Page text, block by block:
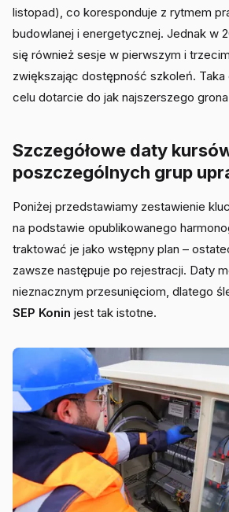
listopad), co koresponduje z rytmem
budowlanej i energetycznej. Jednak w
się również sesje w pierwszym i
zwiększając dostępność szkoleń. Taka
celu dotarcie do jak najszerszego
Szczegółowe daty
poszczególnych grup
Poniżej przedstawiamy zestawienie
na podstawie opublikowanego
traktować je jako wstępny plan –
zawsze następuje po rejestracji. Daty
nieznacznym przesunięciom, dlatego
SEP Konin jest tak istotne.